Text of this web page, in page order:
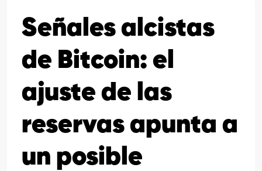
Señales alcistas
de Bitcoin: el
ajuste de las
reservas apunta a
un posible